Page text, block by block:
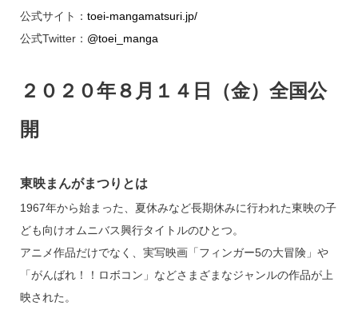
公式サイト： toei-mangamatsuri.jp/
公式Twitter： @toei_manga
２０２０年８月１４日（金）全国公
開
東映まんがまつりとは
1967年から始まった、夏休みなど長期休みに行われた東映の子
ども向けオムニバス興行タイトルのひとつ。
アニメ作品だけでなく、実写映画「フィンガー5の大冒険」や
「がんばれ！！ロボコン」などさまざまなジャンルの作品が上
映された。